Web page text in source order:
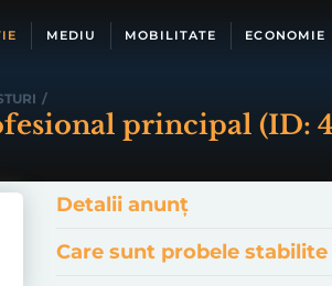
MEDIU MOBILITATE ECONOMIE
/
principal (ID:
Detalii anunț
Care sunt probele